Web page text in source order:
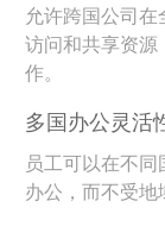
允许跨国公司
访问和共享资
作。
多国办公灵活
员工可以在不
办公，而不受地